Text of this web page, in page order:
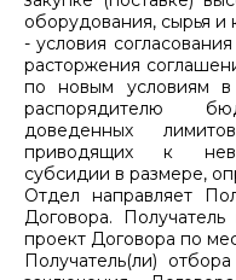
оборудования, сырья
- условия
расторжения
по новым условиям в
распорядителю
доведенных
приводящих к
субсидии в размере,
Отдел направляет
Договора.
проект Договора по
Получатель(ли)